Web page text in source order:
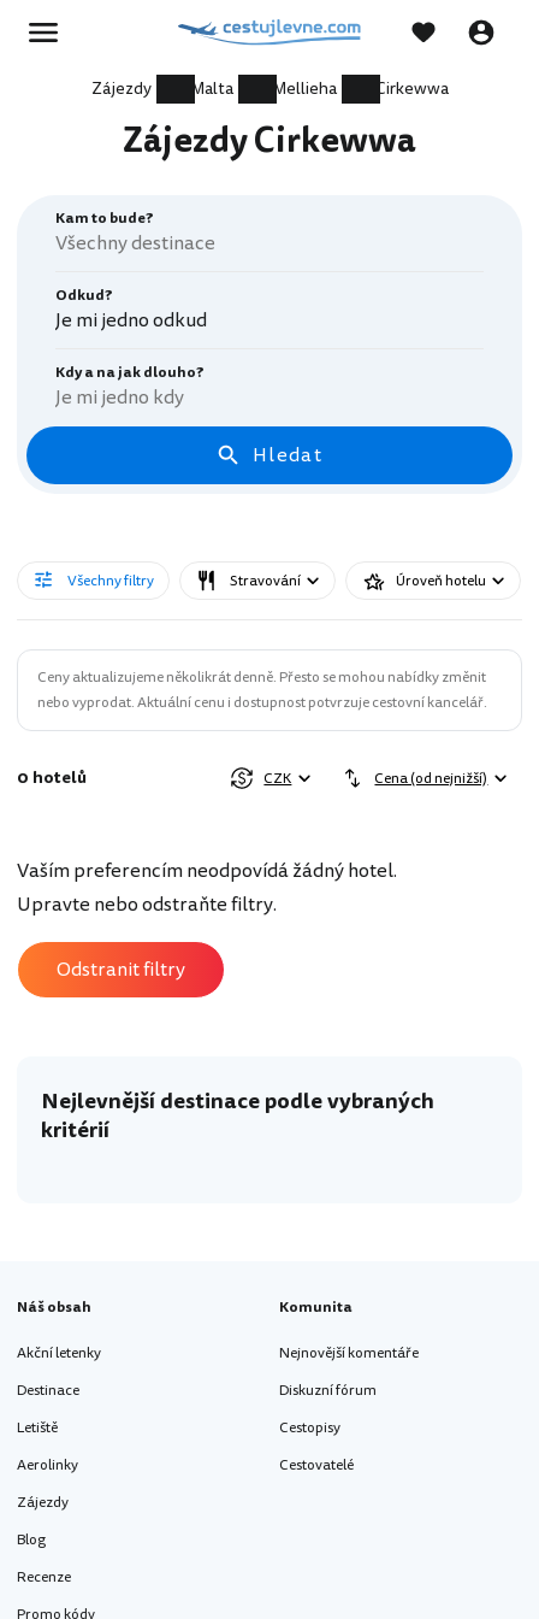
Zájezdy Malta Mellieha Cirkewwa
Zájezdy Cirkewwa
Kam to bude?
Odkud?
Je mi jedno odkud
Kdy a na jak dlouho?
Je mi jedno kdy
Hledat
Všechny filtry Stravování Úroveň hotelu
Ceny aktualizujeme několikrát denně. Přesto se mohou nabídky změnit
nebo vyprodat. Aktuální cenu i dostupnost potvrzuje cestovní kancelář.
0 hotelů CZK Cena (od nejnižší)
Vaším preferencím neodpovídá žádný hotel.
Upravte nebo odstraňte filtry.
Odstranit filtry
Nejlevnější destinace podle vybraných
kritérií
Náš obsah
Akční letenky
Destinace
Letiště
Aerolinky
Zájezdy
Blog
Recenze
Promo kódy
Komunita
Nejnovější komentáře
Diskuzní fórum
Cestopisy
Cestovatelé